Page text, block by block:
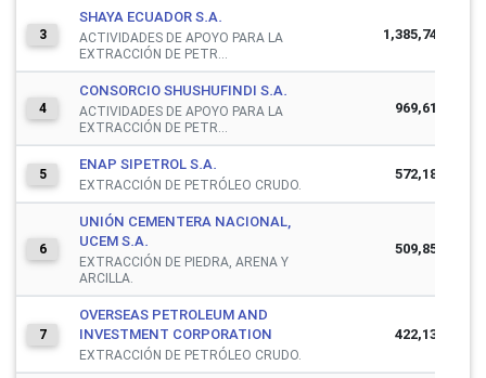
3
SHAYA ECUADOR S.A.
ACTIVIDADES DE APOYO PARA LA
EXTRACCIÓN DE PETR...
1,385,745,502
4
CONSORCIO SHUSHUFINDI S.A.
ACTIVIDADES DE APOYO PARA LA
EXTRACCIÓN DE PETR...
969,619,707
5
ENAP SIPETROL S.A.
EXTRACCIÓN DE PETRÓLEO CRUDO.
572,182,203
6
UNIÓN CEMENTERA NACIONAL,
UCEM S.A.
EXTRACCIÓN DE PIEDRA, ARENA Y
ARCILLA.
509,851,403
7
OVERSEAS PETROLEUM AND
INVESTMENT CORPORATION
EXTRACCIÓN DE PETRÓLEO CRUDO.
422,134,962